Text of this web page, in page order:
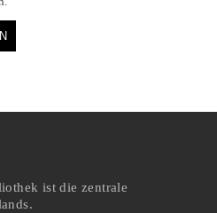
ist die zentrale